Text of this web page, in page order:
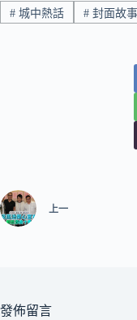
#城中熱話 #封面故事
上一
發佈留言